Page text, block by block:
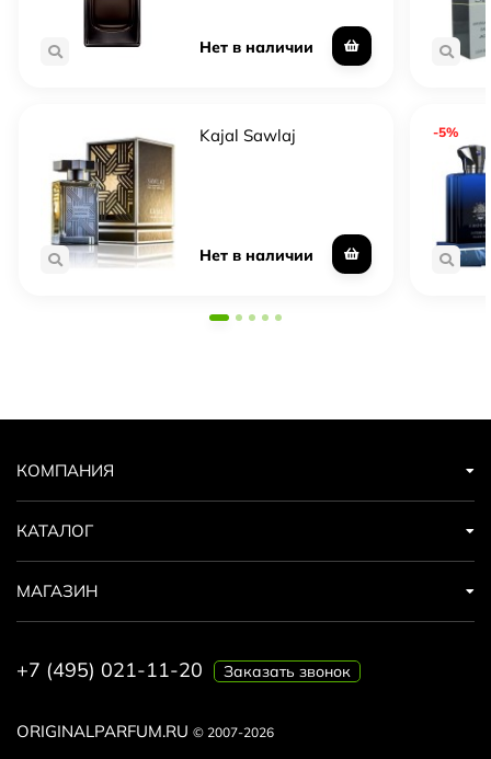
Нет в наличии
Kajal Sawlaj
Нет в наличии
-5%
ORIGINALPARFUM.RU © 2007-2026
КОМПАНИЯ
КАТАЛОГ
МАГАЗИН
+7 (495) 021-11-20 Заказать звонок